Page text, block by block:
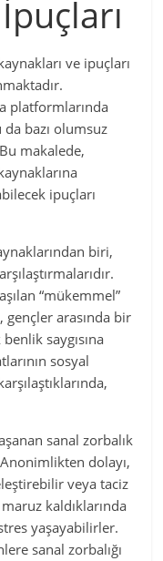
ve ipuçları
platformlarında
bazı olumsuz
makalede,
ipuçları
biri,
“mükemmel”
gençler arasında bir
saygısına
sosyal
sanal zorbalık
dolayı,
veya taciz
kaldıklarında
yaşayabilirler.
sanal zorbalığı